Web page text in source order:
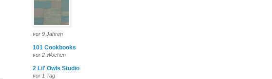
vor 9 Jahren
101 Cookbooks
vor 2 Wochen
2 Lil' Owls Studio
vor 1 Tag